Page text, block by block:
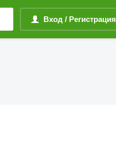
Вход / Регистрация